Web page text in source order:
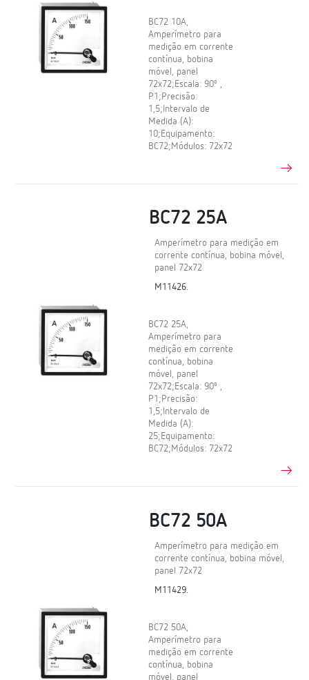
BC72 10A,
Amperímetro para
medição em corrente
contínua, bobina
móvel, panel
72x72;Escala: 90º ,
P1;Precisão:
1,5;Intervalo de
Medida (A):
10;Equipamento:
BC72;Módulos: 72x72
BC72 25A
Amperímetro para medição em
corrente contínua, bobina móvel,
panel 72x72
M11426.
BC72 25A,
Amperímetro para
medição em corrente
contínua, bobina
móvel, panel
72x72;Escala: 90º ,
P1;Precisão:
1,5;Intervalo de
Medida (A):
25;Equipamento:
BC72;Módulos: 72x72
BC72 50A
Amperímetro para medição em
corrente contínua, bobina móvel,
panel 72x72
M11429.
BC72 50A,
Amperímetro para
medição em corrente
contínua, bobina
móvel, panel